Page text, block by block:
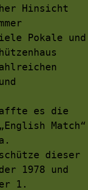
Hinsicht
Pokale und
es die
Match“
dieser
1978 und
1.